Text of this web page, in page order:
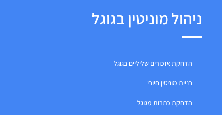
ניהול מוניטין בגוגל
הדחקת אזכורים שליליים בגוגל
בניית מוניטין חיובי
הדחקת כתבות מגוגל